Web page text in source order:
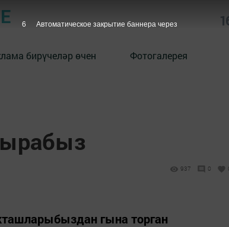
бирүчеләр өчен Фотогалерея
937 0
гына торган
5 Автоматическое закрытие баннера через